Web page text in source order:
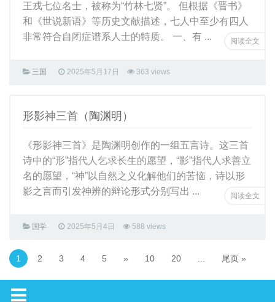
王戎七位名士，被称为“竹林七贤”。 但根据《晋书》
和《世说新语》等历史文献描述，七人中至少有四人
非常符合自闭症谱系人士的特质。 一、有 ...
三国 2025年5月17日 363 views
阅读全文
形影神三首（陶渊明）
《形影神三首》是陶渊明创作的一组五言诗。这三首
诗中的“形”指代人乞求长生的愿望，“影”指代人求善立
名的愿望，“神”以自然之义化解他们的苦恼，诗以形
影之言而引发神辨的辩论形式分别写出 ...
国学 2025年5月4日 588 views
阅读全文
1 2 3 4 5 » 10 20 尾页 »